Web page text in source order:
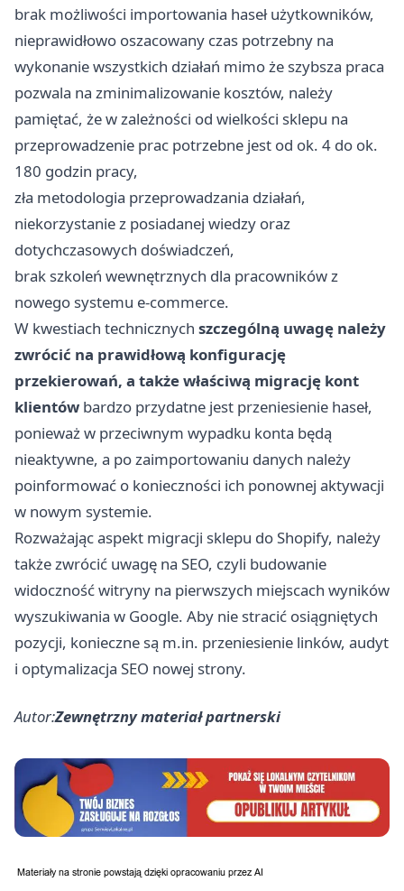
brak możliwości importowania haseł użytkowników,
nieprawidłowo oszacowany czas potrzebny na
wykonanie wszystkich działań mimo że szybsza praca
pozwala na zminimalizowanie kosztów, należy
pamiętać, że w zależności od wielkości sklepu na
przeprowadzenie prac potrzebne jest od ok. 4 do ok.
180 godzin pracy,
zła metodologia przeprowadzania działań,
niekorzystanie z posiadanej wiedzy oraz
dotychczasowych doświadczeń,
brak szkoleń wewnętrznych dla pracowników z
nowego systemu e-commerce.
W kwestiach technicznych szczególną uwagę należy
zwrócić na prawidłową konfigurację
przekierowań, a także właściwą migrację kont
klientów bardzo przydatne jest przeniesienie haseł,
ponieważ w przeciwnym wypadku konta będą
nieaktywne, a po zaimportowaniu danych należy
poinformować o konieczności ich ponownej aktywacji
w nowym systemie.
Rozważając aspekt migracji sklepu do Shopify, należy
także zwrócić uwagę na SEO, czyli budowanie
widoczność witryny na pierwszych miejscach wyników
wyszukiwania w Google. Aby nie stracić osiągniętych
pozycji, konieczne są m.in. przeniesienie linków, audyt
i optymalizacja SEO nowej strony.
Autor:Zewnętrzny materiał partnerski